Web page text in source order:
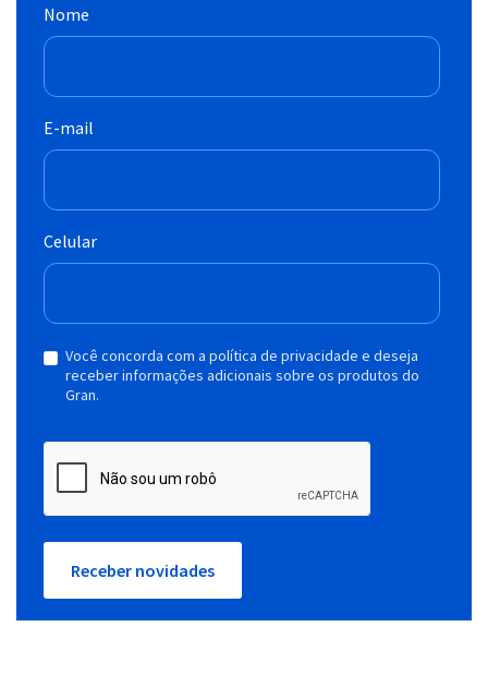
Nome
E-mail
Celular
Você concorda com a política de privacidade e deseja
receber informações adicionais sobre os produtos do
Gran.
Receber novidades